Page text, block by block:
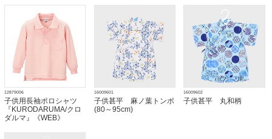
12879006
子供用長袖ポロシャツ
『KURODARUMA/クロ
ダルマ』《WEB》
16009601
子供甚平 麻ノ葉トンボ
(80～95cm)
16009602
子供甚平 丸和柄